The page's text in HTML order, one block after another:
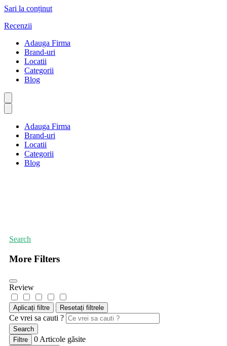
Sari la conținut
Recenzii
Adauga Firma
Brand-uri
Locatii
Categorii
Blog
Adauga Firma
Brand-uri
Locatii
Categorii
Blog
Search
More Filters
Review
Aplicați filtre Resetați filtrele
Ce vrei sa cauti ?
Search
Filtre
0 Articole găsite